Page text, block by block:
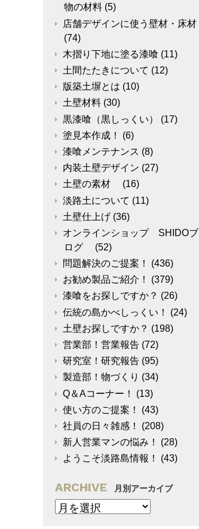
物の材料 (5)
店舗デザインに使う壁材・床材
(74)
木摺り下地に塗る漆喰 (11)
土間たたきについて (12)
版築土塀とは (10)
土壁材料 (30)
黒漆喰（黒しっくい）
(17)
塗見本作成！
(6)
漆喰メンテナンス (8)
内装土壁デザイン (27)
土壁の素材
(16)
淡路土について (11)
土壁仕上げ (36)
オンラインショップ SHIDOブ
ログ
(52)
問題解決のご提案！
(436)
お勧め製品ご紹介！
(379)
漆喰をお探しですか？ (26)
伝統の島かべしっくい！
(24)
土壁お探しですか？ (198)
営業部！営業報告 (72)
研究室！研究報告 (95)
製造部！物づくり (34)
Q＆Aコーナー！
(13)
使い方のご提案！
(43)
社員の日々雑感！
(208)
新人営業マンの悩み！
(28)
ようこそ淡路島情報！
(43)
ARCHIVE 月別アーカイブ